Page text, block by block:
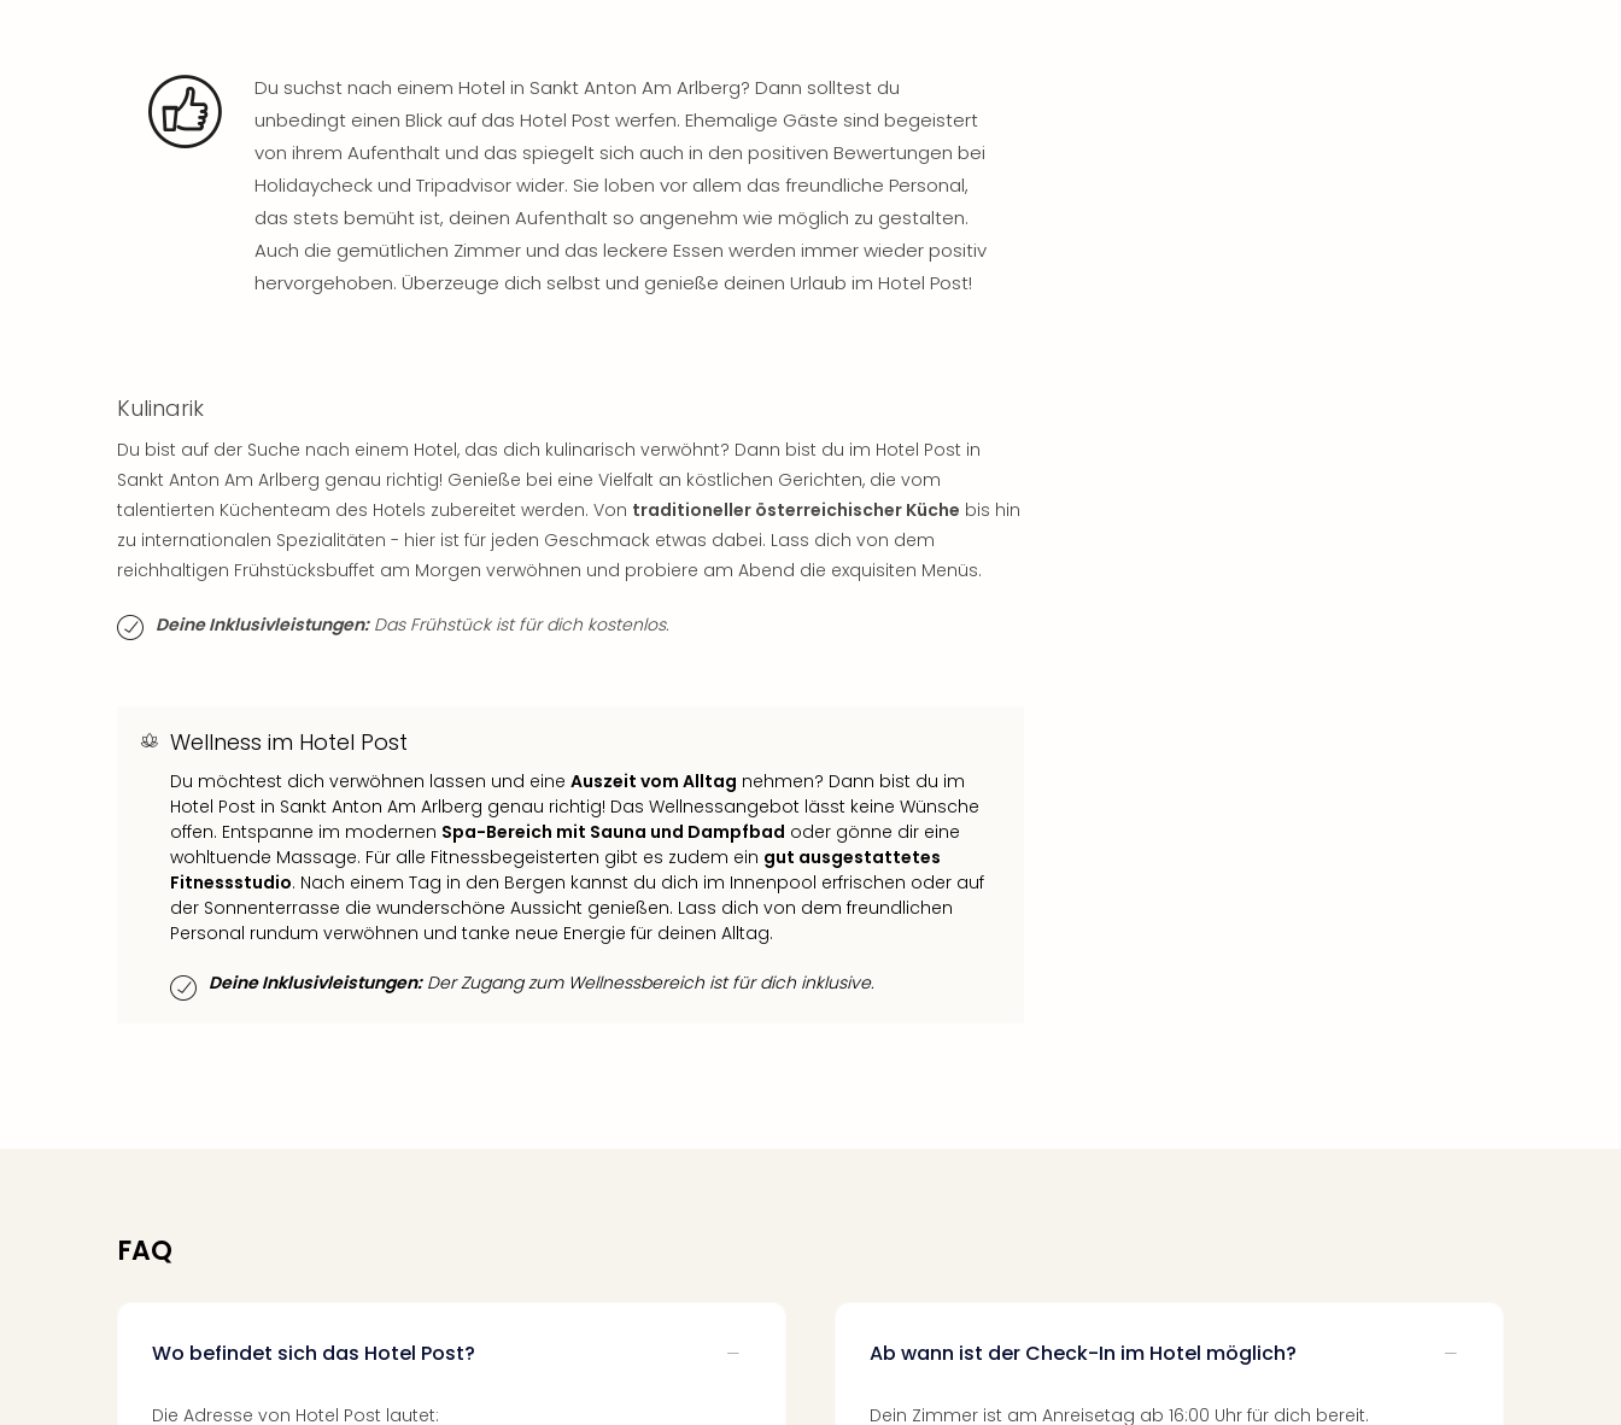
Du suchst nach einem Hotel in Sankt Anton Am Arlberg? Dann solltest du
unbedingt einen Blick auf das Hotel Post werfen. Ehemalige Gäste sind begeistert
von ihrem Aufenthalt und das spiegelt sich auch in den positiven Bewertungen bei
Holidaycheck und Tripadvisor wider. Sie loben vor allem das freundliche Personal,
das stets bemüht ist, deinen Aufenthalt so angenehm wie möglich zu gestalten.
Auch die gemütlichen Zimmer und das leckere Essen werden immer wieder positiv
hervorgehoben. Überzeuge dich selbst und genieße deinen Urlaub im Hotel Post!
Kulinarik
Du bist auf der Suche nach einem Hotel, das dich kulinarisch verwöhnt? Dann bist du im Hotel Post in
Sankt Anton Am Arlberg genau richtig! Genieße bei eine Vielfalt an köstlichen Gerichten, die vom
talentierten Küchenteam des Hotels zubereitet werden. Von traditioneller österreichischer Küche bis hin
zu internationalen Spezialitäten - hier ist für jeden Geschmack etwas dabei. Lass dich von dem
reichhaltigen Frühstücksbuffet am Morgen verwöhnen und probiere am Abend die exquisiten Menüs.
Deine Inklusivleistungen:Das Frühstück ist für dich kostenlos.
Wellness im Hotel Post
Du möchtest dich verwöhnen lassen und eine Auszeit vom Alltag nehmen? Dann bist du im
Hotel Post in Sankt Anton Am Arlberg genau richtig! Das Wellnessangebot lässt keine Wünsche
offen. Entspanne im modernen Spa-Bereich mit Sauna und Dampfbad oder gönne dir eine
wohltuende Massage. Für alle Fitnessbegeisterten gibt es zudem ein gut ausgestattetes
Fitnessstudio. Nach einem Tag in den Bergen kannst du dich im Innenpool erfrischen oder auf
der Sonnenterrasse die wunderschöne Aussicht genießen. Lass dich von dem freundlichen
Personal rundum verwöhnen und tanke neue Energie für deinen Alltag.
Deine Inklusivleistungen:Der Zugang zum Wellnessbereich ist für dich inklusive.
FAQ
Wo befindet sich das Hotel Post?
Die Adresse von Hotel Post lautet:
Ab wann ist der Check-In im Hotel möglich?
Dein Zimmer ist am Anreisetag ab 16:00 Uhr für dich bereit.